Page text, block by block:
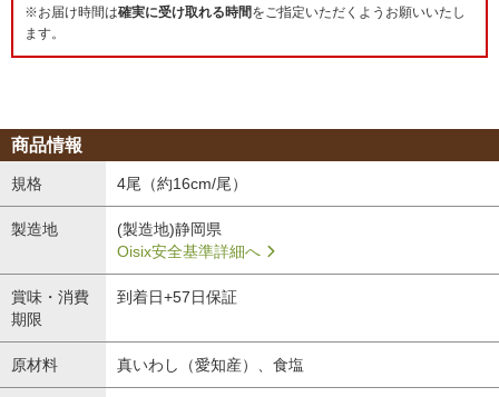
※お届け時間は確実に受け取れる時間をご指定いただくようお願いいたし
ます。